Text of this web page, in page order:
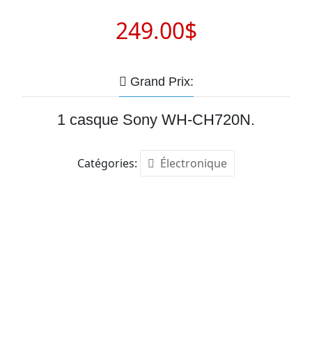
249.00$
Grand Prix:
1 casque Sony WH-CH720N.
Catégories: Électronique